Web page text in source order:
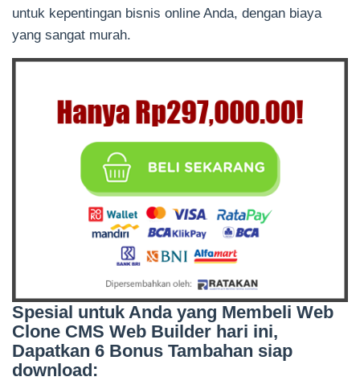
untuk kepentingan bisnis online Anda, dengan biaya
yang sangat murah.
Spesial untuk Anda yang Membeli Web
Clone CMS Web Builder hari ini,
Dapatkan 6 Bonus Tambahan siap
download: